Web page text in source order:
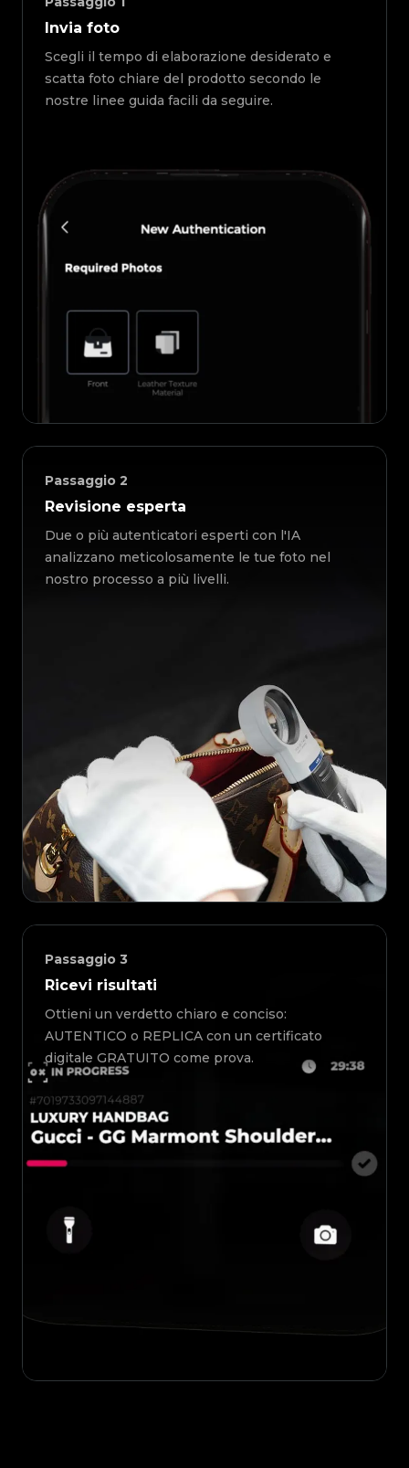
Invia foto
Scegli il tempo di elaborazione desiderato e
scatta foto chiare del prodotto secondo le
nostre linee guida facili da seguire.
Passaggio 2
Revisione esperta
Due o più autenticatori esperti con l'IA
analizzano meticolosamente le tue foto nel
nostro processo a più livelli.
Passaggio 3
Ricevi risultati
Ottieni un verdetto chiaro e conciso:
AUTENTICO o REPLICA con un certificato
digitale GRATUITO come prova.